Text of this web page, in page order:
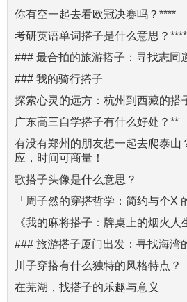
你有空一起去看欧冠决赛吗？****
考研英语单词搭子是什么意思？****
### 最合拍的旅游搭子：寻找志同
### 我的骑行搭子
探索心灵的远方：杭州到西藏的搭
广东高三自学搭子有什么好处？**
有没有郑州的朋友想一起去爬泰山
应，时间可商量！
歌搭子头像是什么意思？
「周子然的穿搭哲学：简约与个X
《我的麻将搭子：牌桌上的烟火人
### 旅游搭子厦门出发：寻找海湾
川子穿搭有什么独特的风格特点？
在芜湖，找搭子的乐趣与意义